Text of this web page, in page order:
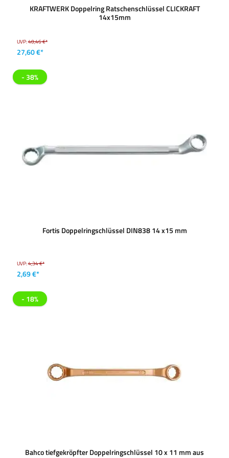
KRAFTWERK Doppelring Ratschenschlüssel CLICKRAFT
14x15mm
UVP:40,46 €*
27,60 €*
- 38%
Fortis Doppelringschlüssel DIN838 14 x15 mm
UVP:4,34 €*
2,69 €*
- 18%
Bahco tiefgekröpfter Doppelringschlüssel 10 x 11 mm aus